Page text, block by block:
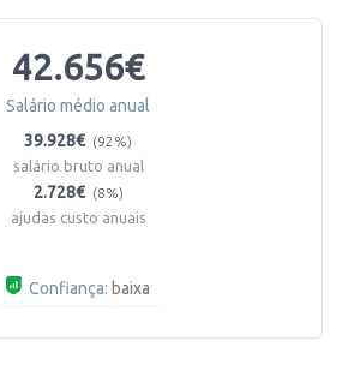
42.656€
Salário médio anual
39.928€ (92%)
salário bruto anual
2.728€ (8%)
ajudas custo anuais
Confiança: baixa